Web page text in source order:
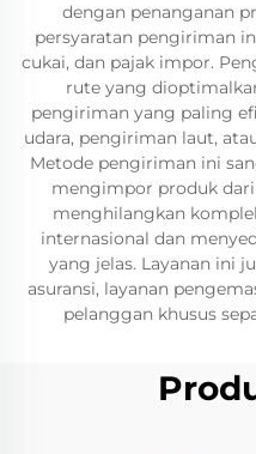
dengan penanganan
persyaratan pengiriman
cukai, dan pajak impor.
rute yang
pengiriman yang paling
udara, pengiriman laut,
Metode pengiriman ini
mengimpor produk
menghilangkan
internasional dan
yang jelas. Layanan ini
asuransi, layanan
pelanggan khusus